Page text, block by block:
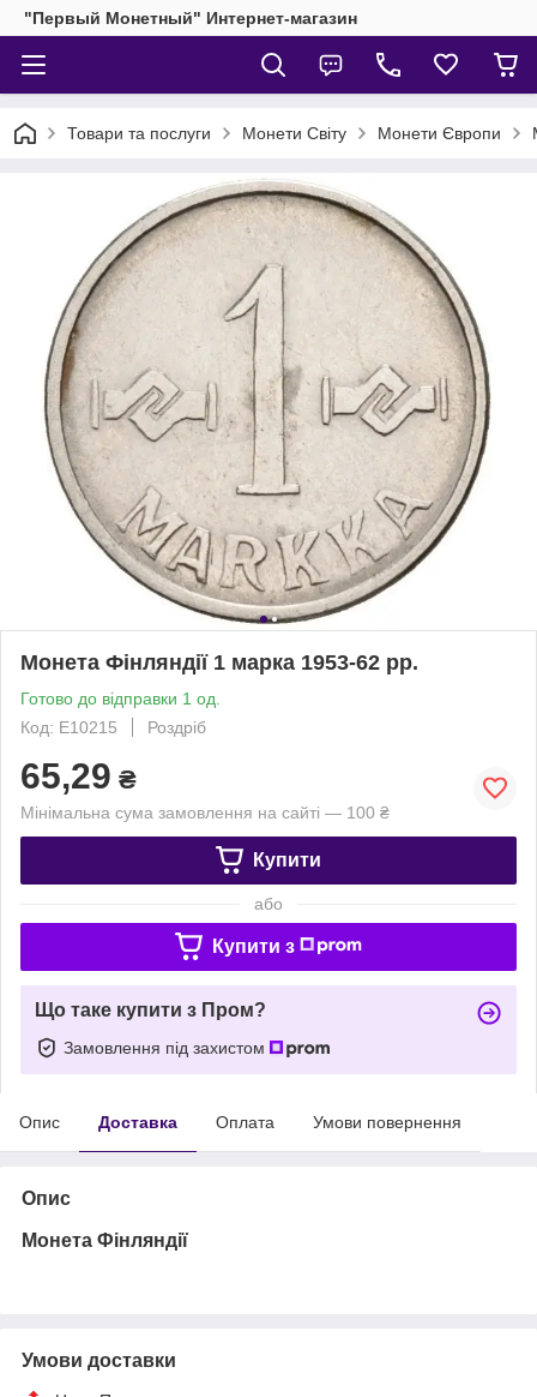
"Первый Монетный" Интернет-магазин
Товари та послуги Монети Світу Монети Європи
Монета Фінляндії 1 марка 1953-62 рр.
Готово до відправки 1 од.
Код: Е10215
Роздріб
65,29 ₴
Мінімальна сума замовлення на сайті — 100 ₴
Купити
або
Купити з
Що таке купити з Пром?
Замовлення під захистом
Опис Доставка Оплата Умови повернення
Опис
Монета Фінляндії
Умови доставки